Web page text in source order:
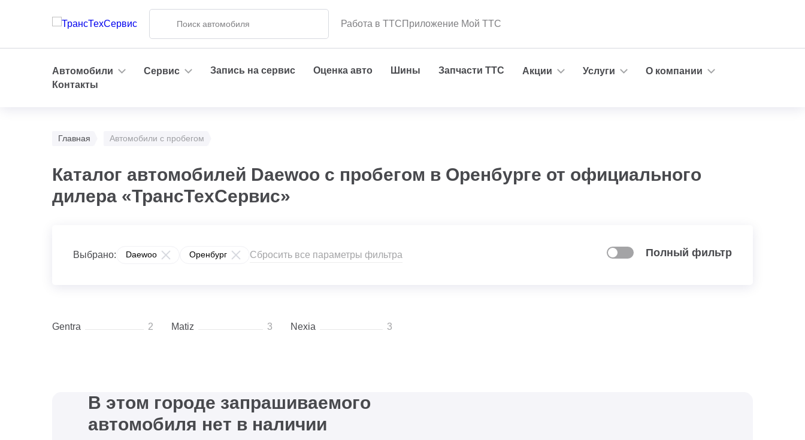
Работа в ТТСПриложение Мой ТТС
Автомобили Сервис Запись на сервис Оценка авто Шины Запчасти ТТС Акции Услуги
О компании
Контакты
Главная Автомобили с пробегом
Каталог автомобилей Daewoo с пробегом в Оренбурге от официального
дилера «ТрансТехСервис»
Выбрано: Daewoo Оренбург Сбросить все параметры фильтра Полный фильтр
Gentra 2 Matiz 3 Nexia 3
В этом городе запрашиваемого
автомобиля нет в наличии